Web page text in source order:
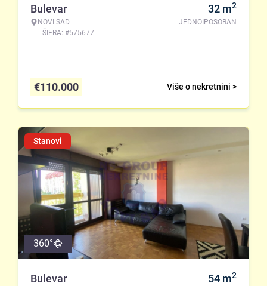
Bulevar
NOVI SAD
ŠIFRA: #575677
32 m2
JEDNOIPOSOBAN
Više o nekretnini >
€110.000
Stanovi
360°
Bulevar 54 m2